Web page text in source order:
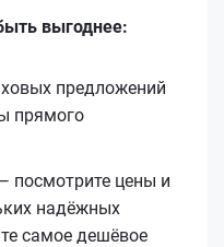
выгоднее:
предложений
прямого
посмотрите цены и
надёжных
самое дешёвое